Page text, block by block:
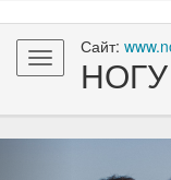
Toggle
navigation
Сайт: